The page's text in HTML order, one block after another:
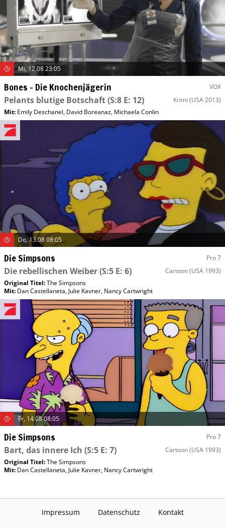
Mi, 12.08 23:05
Bones – Die Knochenjägerin VOX
Pelants blutige Botschaft(S:8 E: 12) Krimi (USA 2013)
Mit: Emily Deschanel, David Boreanaz, Michaela Conlin
Do, 13.08 08:05
Die Simpsons Pro 7
Die rebellischen Weiber(S:5 E: 6) Cartoon(USA 1993)
Original Titel:The Simpsons
Mit: Dan Castellaneta, Julie Kavner, Nancy Cartwright
Fr, 14.08 08:05
Die Simpsons Pro 7
Bart, das innere Ich (S:5 E: 7) Cartoon(USA 1993)
Original Titel:The Simpsons
Mit: Dan Castellaneta, Julie Kavner, Nancy Cartwright
Impressum Datenschutz Kontakt